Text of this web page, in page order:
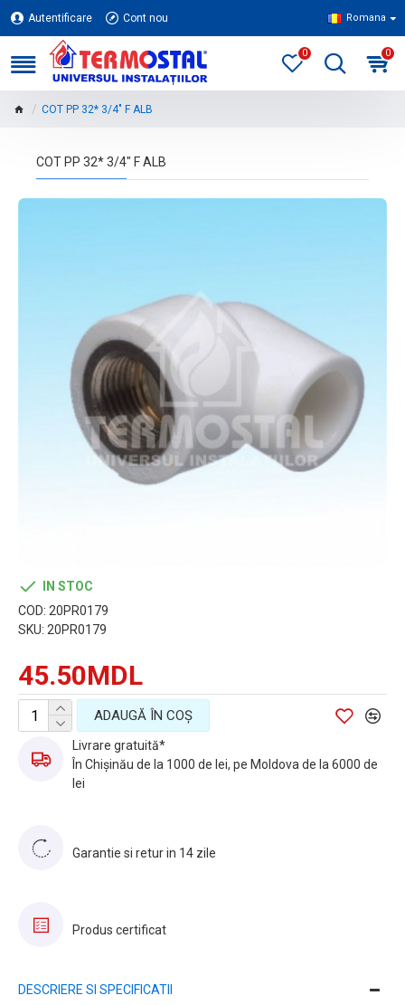
Autentificare Cont nou Romana
0 0
COT PP 32* 3/4" F ALB
COT PP 32* 3/4" F ALB
45.50MDL
IN STOC
COD: 20PR0179
SKU: 20PR0179
ADAUGĂ ÎN COŞ
Livrare gratuită*
În Chișinău de la 1000 de lei, pe Moldova de la 6000 de
lei
Garantie si retur in 14 zile
Produs certificat
DESCRIERE SI SPECIFICATII